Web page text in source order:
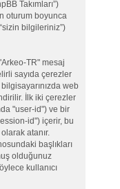
Takımları”)
oturum boyunca
bilgileriniz”)
TR" mesaj
sayıda çerezler
web
İlk iki çerezler
"user-id") ve bir
id") içerir, bu
atanır.
başlıkları
olduğunuz
kullanıcı